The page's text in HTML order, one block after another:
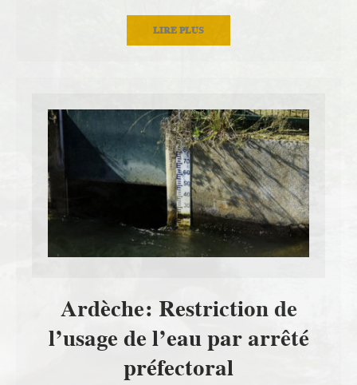
LIRE PLUS
Ardèche: Restriction de
l’usage de l’eau par arrêté
préfectoral